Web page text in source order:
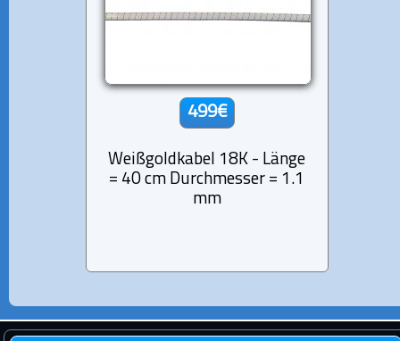
499€
Weißgoldkabel 18K - Länge
= 40 cm Durchmesser = 1.1
mm